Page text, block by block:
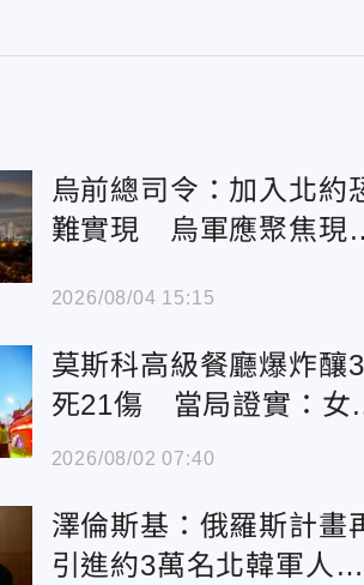
烏前總司令：加入北約
難實現 烏軍應聚焦現
2026/08/04 15:15
莫斯科高級餐廳爆炸釀3
死21傷 當局證實：女
彈客幹的
2026/08/02 07:40
澤倫斯基：俄羅斯計畫
引進約3萬名北韓軍人參